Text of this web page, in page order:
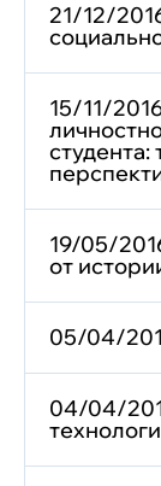
21/12/
15/11/
19/05/
от
05/04/
04/04/